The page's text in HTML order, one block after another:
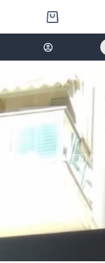
Shopping
cart